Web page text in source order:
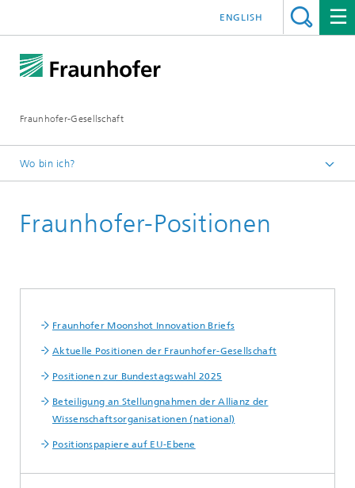
Fraunhofer-Gesellschaft
ENGLISH
Wo bin ich?
Über Fraunhofer
Fraunhofer-Positionen
Fraunhofer Moonshot Innovation Briefs
Aktuelle Positionen der Fraunhofer-Gesellschaft
Positionen zur Bundestagswahl 2025
Beteiligung an Stellungnahmen der Allianz der
Wissenschaftsorganisationen (national)
Positionspapiere auf EU-Ebene